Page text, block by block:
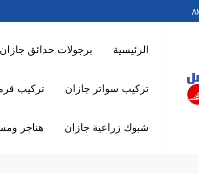
الرئيسية برجولات حدائق جازان
تركيب سواتر جازان تركيب
شبوك زراعية جازان هناجر